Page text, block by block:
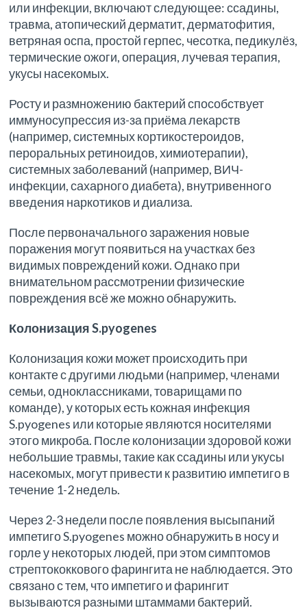
или инфекции, включают следующее: ссадины,
травма, атопический дерматит, дерматофития,
ветряная оспа, простой герпес, чесотка, педикулёз,
термические ожоги, операция, лучевая терапия,
укусы насекомых.
Росту и размножению бактерий способствует
иммуносупрессия из-за приёма лекарств
(например, системных кортикостероидов,
пероральных ретиноидов, химиотерапии),
системных заболеваний (например, ВИЧ-
инфекции, сахарного диабета), внутривенного
введения наркотиков и диализа.
После первоначального заражения новые
поражения могут появиться на участках без
видимых повреждений кожи. Однако при
внимательном рассмотрении физические
повреждения всё же можно обнаружить.
Колонизация S.pyogenes
Колонизация кожи может происходить при
контакте с другими людьми (например, членами
семьи, одноклассниками, товарищами по
команде), у которых есть кожная инфекция
S.pyogenes или которые являются носителями
этого микроба. После колонизации здоровой кожи
небольшие травмы, такие как ссадины или укусы
насекомых, могут привести к развитию импетиго в
течение 1-2 недель.
Через 2-3 недели после появления высыпаний
импетиго S.pyogenes можно обнаружить в носу и
горле у некоторых людей, при этом симптомов
стрептококкового фарингита не наблюдается. Это
связано с тем, что импетиго и фарингит
вызываются разными штаммами бактерий.